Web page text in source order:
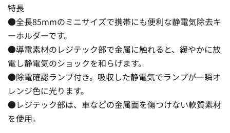
特長
●全長85mmのミニサイズで携帯にも便利な静電気除去キ
ーホルダーです。
●導電素材のレジテック部で金属に触れると、緩やかに放
電し静電気のショックを和らげます。
●除電確認ランプ付き。吸収した静電気でランプが一瞬オ
レンジ色に光ります。
●レジテック部は、車などの金属面を傷つけない軟質素材
を使用。